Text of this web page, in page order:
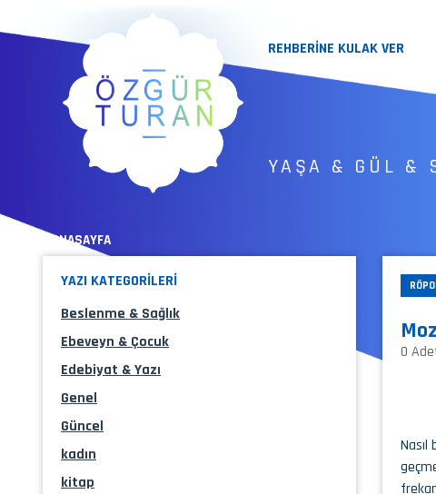
REHBERİNE KULAK VER
YAŞA & GÜL &
« ANASAYFA
YAZI KATEGORİLERİ
Beslenme & Sağlık
Ebeveyn & Çocuk
Edebiyat & Yazı
Genel
Güncel
kadın
kitap
0